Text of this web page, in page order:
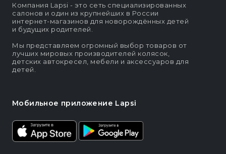
Компания Lapsi - это сеть специализированных
салонов и один из крупнейших в России
интернет-магазинов для новорождённых детей
и будущих родителей.
Мы представляем огромный выбор товаров от
лучших мировых производителей колясок,
детских автокресел, мебели и аксессуаров для
детей.
Мобильное приложение Lapsi